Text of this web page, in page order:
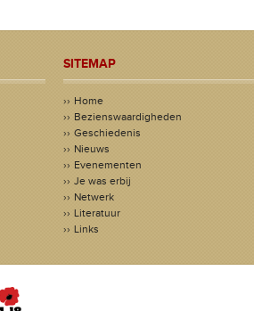
SITEMAP
Home
Bezienswaardigheden
Geschiedenis
Nieuws
Evenementen
Je was erbij
Netwerk
Literatuur
Links